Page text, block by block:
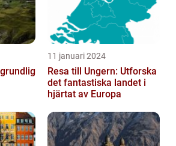
11 januari 2024
Resa till Ungern: Utforska
det fantastiska landet i
hjärtat av Europa